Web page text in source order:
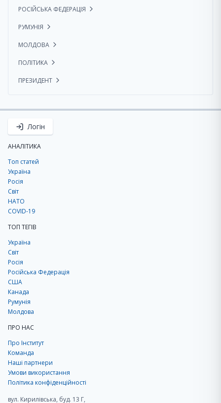
РОСІЙСЬКА ФЕДЕРАЦІЯ
РУМУНІЯ
МОЛДОВА
ПОЛІТИКА
ПРЕЗИДЕНТ
Логін
АНАЛІТИКА
Топ статей
Україна
Росія
Світ
НАТО
COVID-19
ТОП ТЕГІВ
Україна
Світ
Росія
Російська Федерація
США
Канада
Румунія
Молдова
ПРО НАС
Про Інститут
Команда
Наші партнери
Умови використання
Політика конфіденційності
вул. Кирилівська, буд. 13 Г,